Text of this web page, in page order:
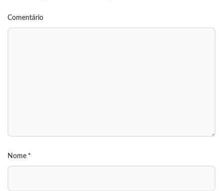
Comentário
Nome *